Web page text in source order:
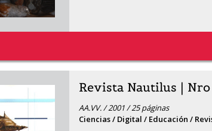
Revista Nautilus | Nro
AA.VV. / 2001 / 25 páginas
Ciencias / Digital / Educación /